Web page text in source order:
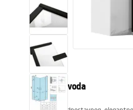
Tuševi
Opis proizvoda